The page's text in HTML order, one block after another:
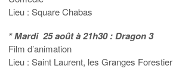
Lieu : Square Chabas
* Mardi 25 août à 21h30 : Dragon 3
Film d’animation
Lieu : Saint Laurent, les Granges Forestier